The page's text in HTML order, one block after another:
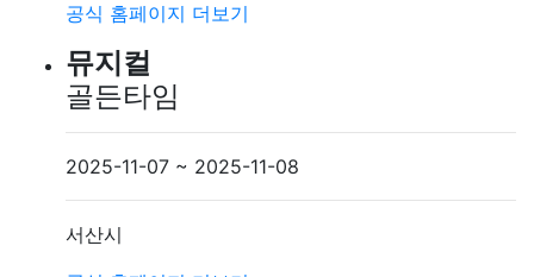
공식 홈페이지 더보기
뮤지컬
골든타임
2025-11-07 ~ 2025-11-08
서산시